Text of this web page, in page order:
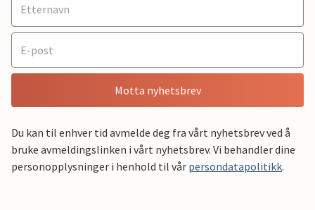
Motta nyhetsbrev
Du kan til enhver tid avmelde deg fra vårt nyhetsbrev ved å
bruke avmeldingslinken i vårt nyhetsbrev. Vi behandler dine
personopplysninger i henhold til vår persondatapolitikk.